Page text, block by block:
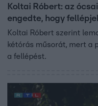
Koltai Róbert: az
engedte, hogy
Koltai Róbert szerint
kétórás műsorát, mert a
a fellépést.